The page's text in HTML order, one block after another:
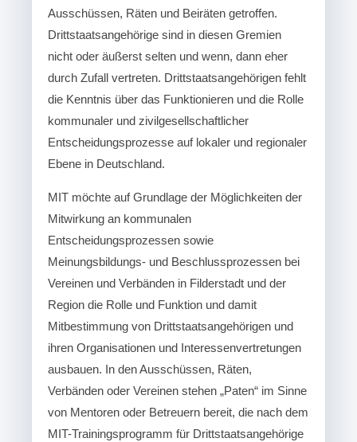
Ausschüssen, Räten und Beiräten getroffen.
Drittstaatsangehörige sind in diesen Gremien
nicht oder äußerst selten und wenn, dann eher
durch Zufall vertreten. Drittstaatsangehörigen fehlt
die Kenntnis über das Funktionieren und die Rolle
kommunaler und zivilgesellschaftlicher
Entscheidungsprozesse auf lokaler und regionaler
Ebene in Deutschland.
MIT möchte auf Grundlage der Möglichkeiten der
Mitwirkung an kommunalen
Entscheidungsprozessen sowie
Meinungsbildungs- und Beschlussprozessen bei
Vereinen und Verbänden in Filderstadt und der
Region die Rolle und Funktion und damit
Mitbestimmung von Drittstaatsangehörigen und
ihren Organisationen und Interessenvertretungen
ausbauen. In den Ausschüssen, Räten,
Verbänden oder Vereinen stehen „Paten“ im Sinne
von Mentoren oder Betreuern bereit, die nach dem
MIT-Trainingsprogramm für Drittstaatsangehörige